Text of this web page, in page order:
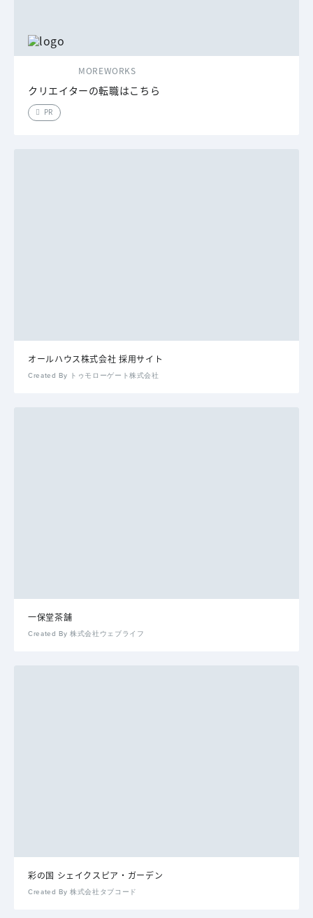
MOREWORKS
クリエイターの転職はこちら
PR
オールハウス株式会社 採用サイト
Created By トゥモローゲート株式会社
一保堂茶舗
Created By 株式会社ウェブライフ
彩の国 シェイクスピア・ガーデン
Created By 株式会社タブコード